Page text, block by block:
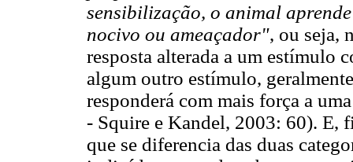
sensibilização, o animal
nocivo ou ameaçador", ou seja,
resposta alterada a um estímulo
algum outro estímulo,
responderá com mais força a
- Squire e Kandel, 2003: 60). E,
que se diferencia das duas